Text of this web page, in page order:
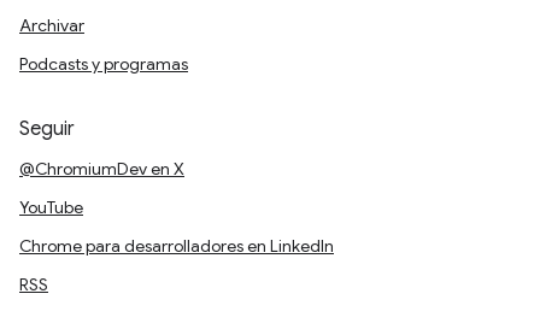
Archivar
Podcasts y programas
Seguir
@ChromiumDev en X
YouTube
Chrome para desarrolladores en LinkedIn
RSS